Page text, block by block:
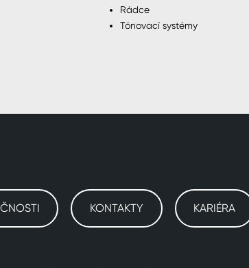
Rádce
Tónovací systémy
KONTAKTY KARIÉRA